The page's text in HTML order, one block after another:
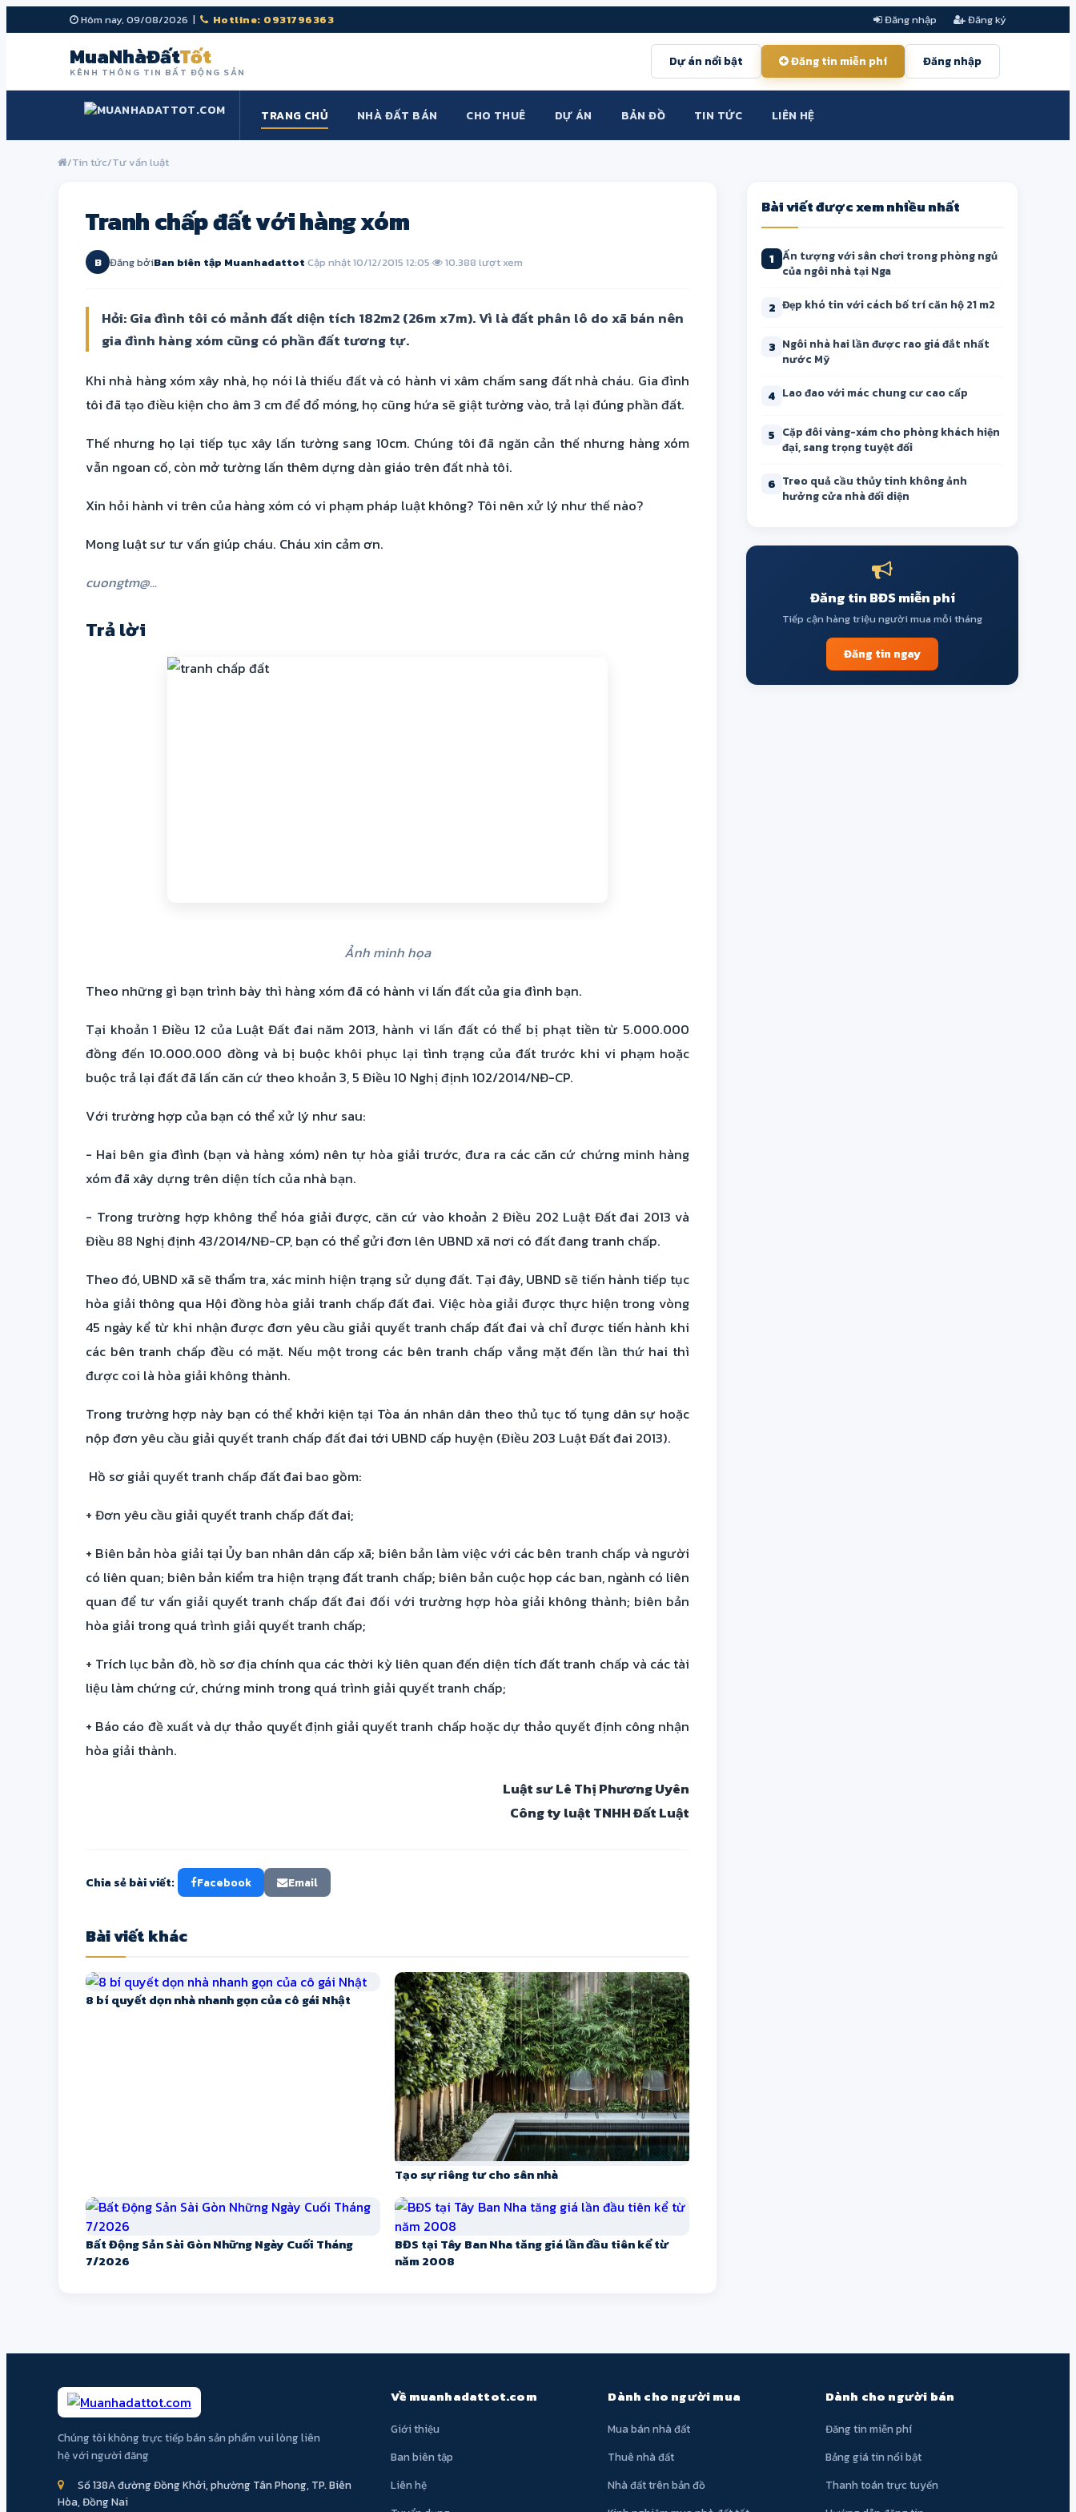
Hôm nay, 09/08/2026 | Hotline: 0931796363 Đăng nhập Đăng ký
MuaNhàĐấtTốt
KÊNH THÔNG TIN BẤT ĐỘNG SẢN
Dự án nổi bật Đăng tin miễn phí Đăng nhập
TRANG CHỦ NHÀ ĐẤT BÁN CHO THUÊ DỰ ÁN BẢN ĐỒ TIN TỨC LIÊN HỆ
/Tin tức/Tư vấn luật
Tranh chấp đất với hàng xóm
B Đăng bởiBan biên tập Muanhadattot·Cập nhật 10/12/2015 12:05· 10.388 lượt xem
Hỏi: Gia đình tôi có mảnh đất diện tích 182m2 (26m x7m). Vì là đất phân lô do xã bán nên
gia đình hàng xóm cũng có phần đất tương tự.
Khi nhà hàng xóm xây nhà, họ nói là thiếu đất và có hành vi xâm chấm sang đất nhà cháu. Gia đình
tôi đã tạo điều kiện cho âm 3 cm để đổ móng, họ cũng hứa sẽ giật tường vào, trả lại đúng phần đất.
Thế nhưng họ lại tiếp tục xây lấn tường sang 10cm. Chúng tôi đã ngăn cản thế nhưng hàng xóm
vẫn ngoan cố, còn mở tường lấn thêm dựng dàn giáo trên đất nhà tôi.
Xin hỏi hành vi trên của hàng xóm có vi phạm pháp luật không? Tôi nên xử lý như thế nào?
Mong luật sư tư vấn giúp cháu. Cháu xin cảm ơn.
cuongtm@...
Trả lời
Ảnh minh họa
Theo những gì bạn trình bày thì hàng xóm đã có hành vi lấn đất của gia đình bạn.
Tại khoản 1 Điều 12 của Luật Đất đai năm 2013, hành vi lấn đất có thể bị phạt tiền từ 5.000.000
đồng đến 10.000.000 đồng và bị buộc khôi phục lại tình trạng của đất trước khi vi phạm hoặc
buộc trả lại đất đã lấn căn cứ theo khoản 3, 5 Điều 10 Nghị định 102/2014/NĐ-CP.
Với trường hợp của bạn có thể xử lý như sau:
- Hai bên gia đình (bạn và hàng xóm) nên tự hòa giải trước, đưa ra các căn cứ chứng minh hàng
xóm đã xây dựng trên diện tích của nhà bạn.
- Trong trường hợp không thể hóa giải được, căn cứ vào khoản 2 Điều 202 Luật Đất đai 2013 và
Điều 88 Nghị định 43/2014/NĐ-CP, bạn có thể gửi đơn lên UBND xã nơi có đất đang tranh chấp.
Theo đó, UBND xã sẽ thẩm tra, xác minh hiện trạng sử dụng đất. Tại đây, UBND sẽ tiến hành tiếp tục
hòa giải thông qua Hội đồng hòa giải tranh chấp đất đai. Việc hòa giải được thực hiện trong vòng
45 ngày kể từ khi nhận được đơn yêu cầu giải quyết tranh chấp đất đai và chỉ được tiến hành khi
các bên tranh chấp đều có mặt. Nếu một trong các bên tranh chấp vắng mặt đến lần thứ hai thì
được coi là hòa giải không thành.
Trong trường hợp này bạn có thể khởi kiện tại Tòa án nhân dân theo thủ tục tố tụng dân sự hoặc
nộp đơn yêu cầu giải quyết tranh chấp đất đai tới UBND cấp huyện (Điều 203 Luật Đất đai 2013).
Hồ sơ giải quyết tranh chấp đất đai bao gồm:
+ Đơn yêu cầu giải quyết tranh chấp đất đai;
+ Biên bản hòa giải tại Ủy ban nhân dân cấp xã; biên bản làm việc với các bên tranh chấp và người
có liên quan; biên bản kiểm tra hiện trạng đất tranh chấp; biên bản cuộc họp các ban, ngành có liên
quan để tư vấn giải quyết tranh chấp đất đai đối với trường hợp hòa giải không thành; biên bản
hòa giải trong quá trình giải quyết tranh chấp;
+ Trích lục bản đồ, hồ sơ địa chính qua các thời kỳ liên quan đến diện tích đất tranh chấp và các tài
liệu làm chứng cứ, chứng minh trong quá trình giải quyết tranh chấp;
+ Báo cáo đề xuất và dự thảo quyết định giải quyết tranh chấp hoặc dự thảo quyết định công nhận
hòa giải thành.
Luật sư Lê Thị Phương Uyên
Công ty luật TNHH Đất Luật
Chia sẻ bài viết: Facebook Email
Bài viết khác
8 bí quyết dọn nhà nhanh gọn của cô gái Nhật
Tạo sự riêng tư cho sân nhà
Bất Động Sản Sài Gòn Những Ngày Cuối Tháng
7/2026
BĐS tại Tây Ban Nha tăng giá lần đầu tiên kể từ
năm 2008
Bài viết được xem nhiều nhất
1 Ấn tượng với sân chơi trong phòng ngủ
của ngôi nhà tại Nga
2 Đẹp khó tin với cách bố trí căn hộ 21 m2
3 Ngôi nhà hai lần được rao giá đắt nhất
nước Mỹ
4 Lao đao với mác chung cư cao cấp
5 Cặp đôi vàng-xám cho phòng khách hiện
đại, sang trọng tuyệt đối
6 Treo quả cầu thủy tinh không ảnh
hưởng cửa nhà đối diện
Đăng tin BĐS miễn phí
Tiếp cận hàng triệu người mua mỗi tháng
Đăng tin ngay
Chúng tôi không trực tiếp bán sản phẩm vui lòng liên
hệ với người đăng
Số 138A đường Đồng Khởi, phường Tân Phong, TP. Biên
Hòa, Đồng Nai
Về muanhadattot.com
Giới thiệu
Ban biên tập
Liên hệ
Dành cho người mua
Mua bán nhà đất
Thuê nhà đất
Nhà đất trên bản đồ
Dành cho người bán
Đăng tin miễn phí
Bảng giá tin nổi bật
Thanh toán trực tuyến